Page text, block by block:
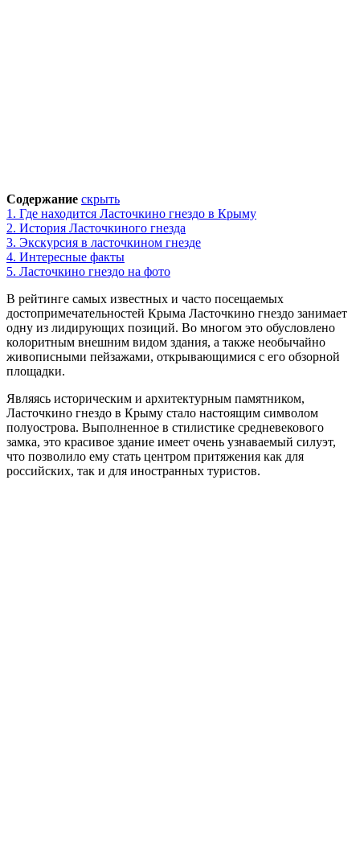
Содержание скрыть
1. Где находится Ласточкино гнездо в Крыму
2. История Ласточкиного гнезда
3. Экскурсия в ласточкином гнезде
4. Интересные факты
5. Ласточкино гнездо на фото
В рейтинге самых известных и часто посещаемых
достопримечательностей Крыма Ласточкино гнездо занимает
одну из лидирующих позиций. Во многом это обусловлено
колоритным внешним видом здания, а также необычайно
живописными пейзажами, открывающимися с его обзорной
площадки.
Являясь историческим и архитектурным памятником,
Ласточкино гнездо в Крыму стало настоящим символом
полуострова. Выполненное в стилистике средневекового
замка, это красивое здание имеет очень узнаваемый силуэт,
что позволило ему стать центром притяжения как для
российских, так и для иностранных туристов.